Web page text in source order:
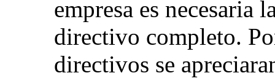
empresa es necesaria
directivo completo.
directivos se